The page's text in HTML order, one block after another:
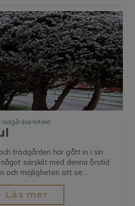
trädgården har gått in i sin
särskilt med denna årstid
och möjligheten att se
ögon. I år har vintern varit
så länge lyser snön med sin
vackert det...
Läs mer